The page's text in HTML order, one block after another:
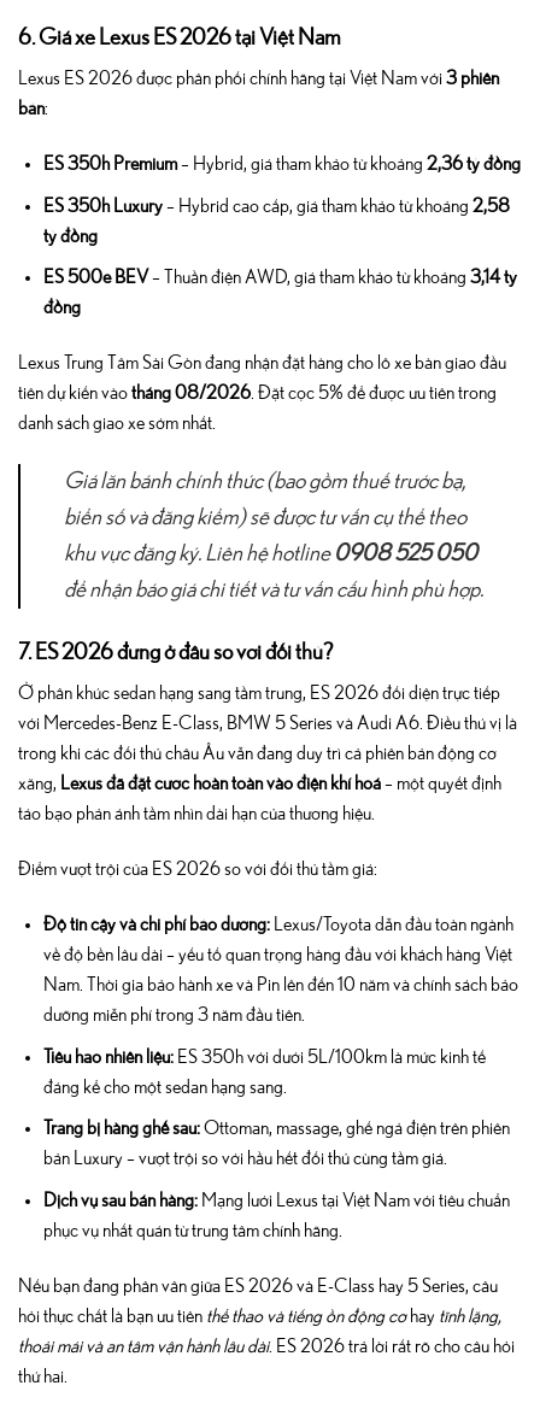
6. Giá xe Lexus ES 2026 tại Việt Nam
Lexus ES 2026 được phân phối chính hãng tại Việt Nam với 3 phiên
bản:
ES 350h Premium– Hybrid, giá tham khảo từ khoảng 2,36 tỷ đồng
ES 350h Luxury– Hybrid cao cấp, giá tham khảo từ khoảng 2,58
tỷ đồng
ES 500e BEV– Thuần điện AWD, giá tham khảo từ khoảng 3,14 tỷ
đồng
Lexus Trung Tâm Sài Gòn đang nhận đặt hàng cho lô xe bàn giao đầu
tiên dự kiến vàotháng 08/2026 . Đặt cọc 5% để được ưu tiên trong
danh sách giao xe sớm nhất.
Giá lăn bánh chính thức (bao gồm thuế trước bạ,
biển số và đăng kiểm) sẽ được tư vấn cụ thể theo
khu vực đăng ký. Liên hệ hotline 0908 525 050
để nhận báo giá chi tiết và tư vấn cấu hình phù hợp.
7. ES 2026 đứng ở đâu so với đối thủ?
Ở phân khúc sedan hạng sang tầm trung, ES 2026 đối diện trực tiếp
với Mercedes-Benz E-Class, BMW 5 Series và Audi A6. Điều thú vị là
trong khi các đối thủ châu Âu vẫn đang duy trì cả phiên bản động cơ
xăng, Lexus đã đặt cược hoàn toàn vào điện khí hoá– một quyết định
táo bạo phản ánh tầm nhìn dài hạn của thương hiệu.
Điểm vượt trội của ES 2026 so với đối thủ tầm giá:
Độ tin cậy và chi phí bảo dưỡng:Lexus/Toyota dẫn đầu toàn ngành
về độ bền lâu dài – yếu tố quan trọng hàng đầu với khách hàng Việt
Nam. Thời gia bảo hành xe và Pin lên đến 10 năm và chính sách bảo
dưỡng miễn phí trong 3 năm đầu tiên.
Tiêu hao nhiên liệu:ES 350h với dưới 5L/100km là mức kinh tế
đáng kể cho một sedan hạng sang.
Trang bị hàng ghế sau:Ottoman, massage, ghế ngả điện trên phiên
bản Luxury – vượt trội so với hầu hết đối thủ cùng tầm giá.
Dịch vụ sau bán hàng:Mạng lưới Lexus tại Việt Nam với tiêu chuẩn
phục vụ nhất quán từ trung tâm chính hãng.
Nếu bạn đang phân vân giữa ES 2026 và E-Class hay 5 Series, câu
hỏi thực chất là bạn ưu tiên thể thao và tiếng ồn động cơhay tĩnh lặng,
thoải mái và an tâm vận hành lâu dài. ES 2026 trả lời rất rõ cho câu hỏi
thứ hai.